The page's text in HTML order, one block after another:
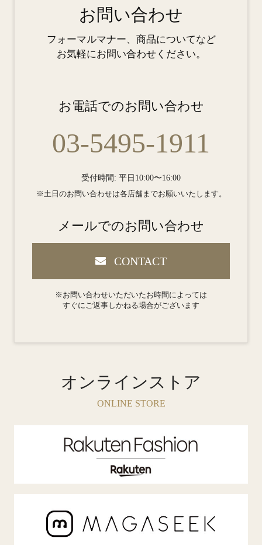
お問い合わせ
フォーマルマナー、商品についてなど
お気軽にお問い合わせください。
お電話でのお問い合わせ
03-5495-1911
受付時間: 平日10:00〜16:00
※土日のお問い合わせは各店舗までお願いいたします。
メールでのお問い合わせ
CONTACT
※お問い合わせいただいたお時間によっては
すぐにご返事しかねる場合がございます
オンラインストア
ONLINE STORE